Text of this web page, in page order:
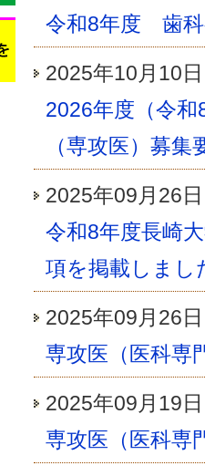
令和8年度 歯科
2025年10月
2026年度（令
（専攻医）募
2025年09月
令和8年度長崎
項を掲載しまし
2025年09月
専攻医（医科専
2025年09月
専攻医（医科専